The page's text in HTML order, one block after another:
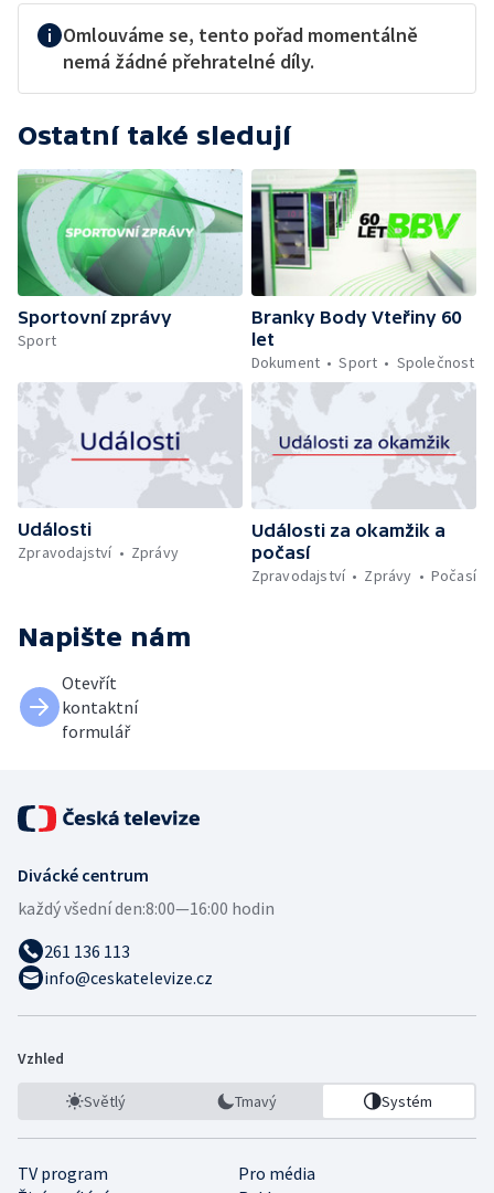
Omlouváme se, tento pořad momentálně
nemá žádné přehratelné díly.
Ostatní také sledují
Sportovní zprávy
Sport
Branky Body Vteřiny 60
let
Dokument
Sport Společnost
Události
Zpravodajství
Zprávy
Události za okamžik a
počasí
Zpravodajství
Zprávy Počasí
Napište nám
Otevřít
kontaktní
formulář
Divácké centrum
každý všední den:8:00—16:00 hodin
261 136 113
info@ceskatelevize.cz
Vzhled
Světlý Tmavý Systém
TV program
Pro média